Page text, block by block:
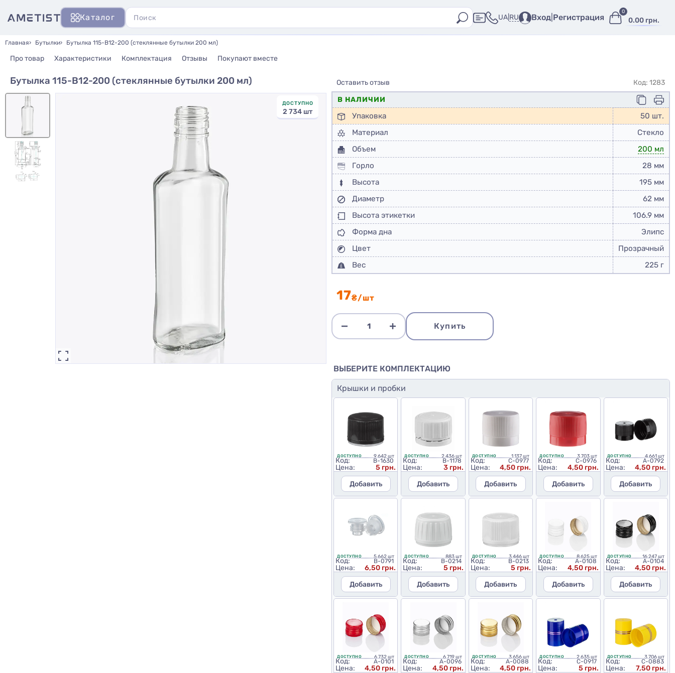
Каталог UA RU Вход Регистрация 0.00 грн.
0
Главная Бутылки Бутылка 115-В12-200 (стеклянные бутылки 200 мл)
Про товар Характеристики Комплектация Отзывы Покупают вместе
Бутылка 115-В12-200 (стеклянные бутылки 200 мл)
ДОСТУПНО
2 734 шт
17₴/шт
Купить
Оставить отзыв
Код: 1283
В НАЛИЧИИ
Упаковка
50 шт.
Материал
Стекло
Объем
200 мл
Горло
28 мм
Высота
195 мм
Диаметр
62 мм
Высота этикетки
106.9 мм
Форма дна
Элипс
Цвет
Прозрачный
Вес
225 г
ВЫБЕРИТЕ КОМПЛЕКТАЦИЮ
Крышки и пробки
ДОСТУПНО 9 642 шт
Код: B-1630
Цена:
5 грн.
Добавить
ДОСТУПНО 2 436 шт
Код: B-1178
Цена:
3 грн.
Добавить
ДОСТУПНО 1 137 шт
Код: C-0977
Цена:
4,50 грн.
Добавить
ДОСТУПНО 3 703 шт
Код: C-0976
Цена:
4,50 грн.
Добавить
ДОСТУПНО 4 661 шт
Код: A-0792
Цена:
4,50 грн.
Добавить
ДОСТУПНО 5 662 шт
Код: B-0791
Цена:
6,50 грн.
Добавить
ДОСТУПНО 883 шт
Код: B-0214
Цена:
5 грн.
Добавить
ДОСТУПНО 3 446 шт
Код: B-0213
Цена:
5 грн.
Добавить
ДОСТУПНО 8 625 шт
Код: A-0108
Цена:
4,50 грн.
Добавить
ДОСТУПНО 16 247 шт
Код: A-0104
Цена:
4,50 грн.
Добавить
ДОСТУПНО 6 732 шт
Код: A-0101
Цена:
4,50 грн.
ДОСТУПНО 6 719 шт
Код: A-0096
Цена:
4,50 грн.
ДОСТУПНО 3 656 шт
Код: A-0088
Цена:
4,50 грн.
ДОСТУПНО 2 635 шт
Код: C-0917
Цена:
5 грн.
ДОСТУПНО 3 706 шт
Код: C-0883
Цена:
7,50 грн.